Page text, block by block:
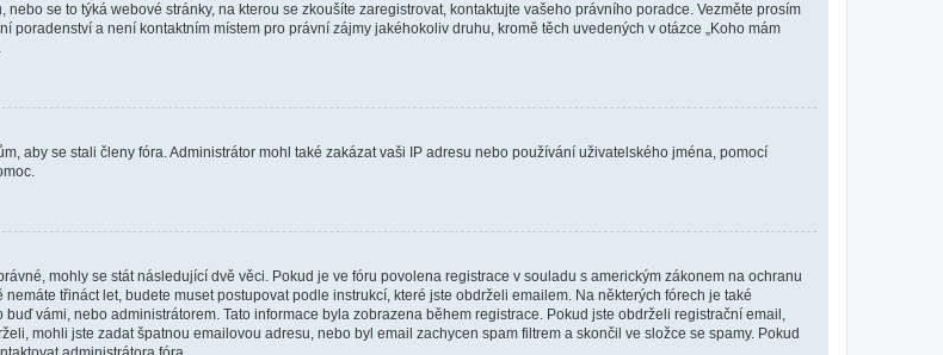
se to týká webové stránky, na kterou se zkoušíte zaregistrovat, kontaktujte vašeho právního poradce. Vezměte prosím
a není kontaktním místem pro právní zájmy jakéhokoliv druhu, kromě těch uvedených v otázce „Koho mám
aby se stali členy fóra. Administrátor mohl také zakázat vaši IP adresu nebo používání uživatelského jména, pomocí
mohly se stát následující dvě věci. Pokud je ve fóru povolena registrace v souladu s americkým zákonem na ochranu
třináct let, budete muset postupovat podle instrukcí, které jste obdrželi emailem. Na některých fórech je také
vámi, nebo administrátorem. Tato informace byla zobrazena během registrace. Pokud jste obdrželi registrační email,
mohli jste zadat špatnou emailovou adresu, nebo byl email zachycen spam filtrem a skončil ve složce se spamy. Pokud